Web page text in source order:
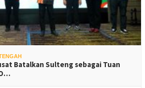
Batalkan Sulteng sebagai Tuan